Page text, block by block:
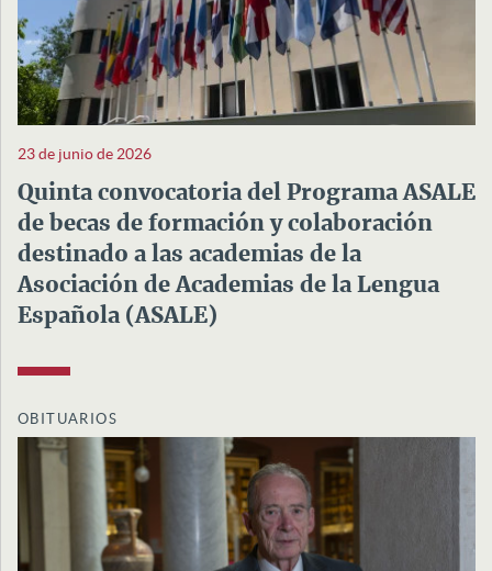
23 de junio de 2026
Quinta convocatoria del Programa ASALE
de becas de formación y colaboración
destinado a las academias de la
Asociación de Academias de la Lengua
Española (ASALE)
OBITUARIOS